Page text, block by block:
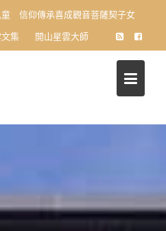
童 信仰傳承喜成觀音菩薩契子女
集 開山星雲大師